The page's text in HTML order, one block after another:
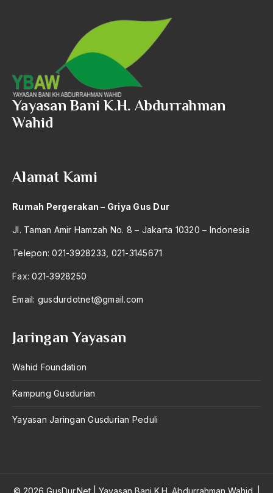
Yayasan Bani K.H. Abdurrahman
Wahid
Alamat Kami
Rumah Pergerakan – Griya Gus Dur
Jl. Taman Amir Hamzah No. 8 – Jakarta 10320 – Indonesia
Telepon: 021-3928233, 021-3145671
Fax: 021-3928250
Email: gusdurdotnet@gmail.com
Jaringan Yayasan
Wahid Foundation
Kampung Gusdurian
Yayasan Jaringan Gusdurian Peduli
© 2026 GusDur.Net Yayasan Bani K.H. Abdurrahman Wahid.